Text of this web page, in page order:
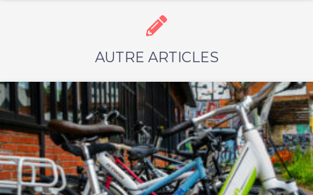
AUTRE ARTICLES